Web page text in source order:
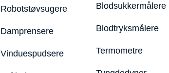
Robotstøvsugere
Damprensere
Vinduespudsere
Blodsukkermålere
Blodtryksmålere
Termometre